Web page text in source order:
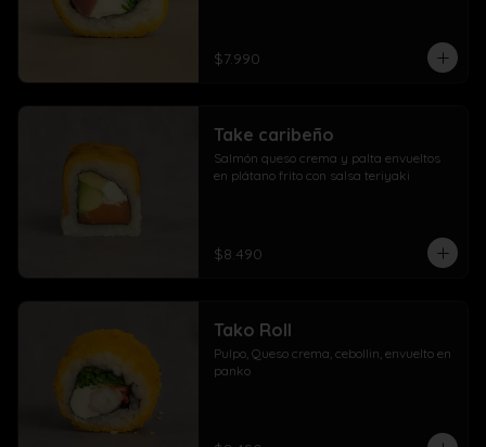
$7.990
Take caribeño
Salmón queso crema y palta envueltos
en plátano frito con salsa teriyaki
$8.490
Tako Roll
Pulpo, Queso crema, cebollin, envuelto en
panko